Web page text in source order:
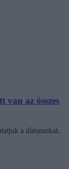
az összes
a dátumokat.